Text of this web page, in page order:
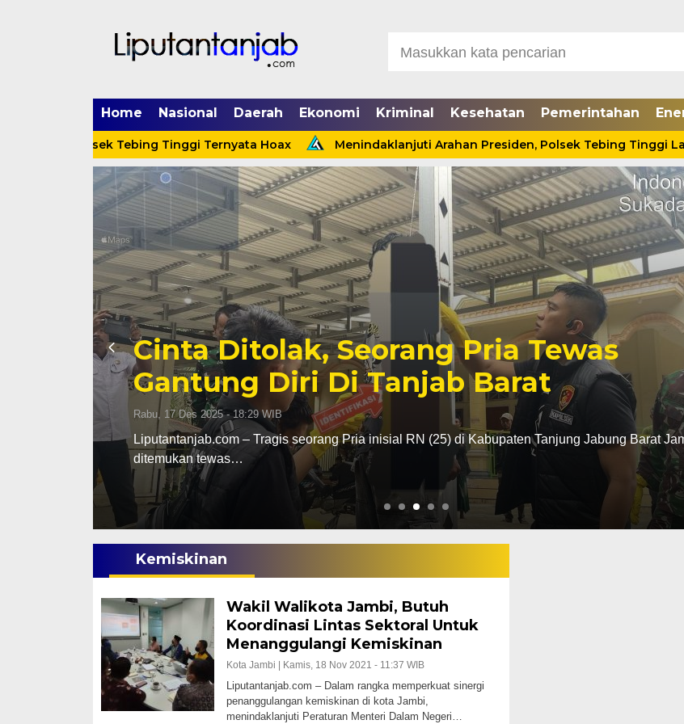
Home Nasional Daerah Ekonomi Kriminal Kesehatan Pemerintahan
Kapolsek Tebing Tinggi Ternyata Hoax Menindaklanjuti Arahan Presiden, Polsek Tebing Tinggi
Cinta Ditolak, Seorang Pria Tewas
Gantung Diri Di Tanjab Barat
Rabu, 17 Des 2025 - 18:29 WIB
Liputantanjab.com – Tragis seorang Pria inisial RN (25) di Kabupaten Tanjung Jabung Barat
ditemukan tewas…
Kemiskinan
Wakil Walikota Jambi, Butuh
Koordinasi Lintas Sektoral Untuk
Menanggulangi Kemiskinan
Kota Jambi | Kamis, 18 Nov 2021 - 11:37 WIB
Liputantanjab.com – Dalam rangka memperkuat sinergi
penanggulangan kemiskinan di kota Jambi,
menindaklanjuti Peraturan Menteri Dalam Negeri…